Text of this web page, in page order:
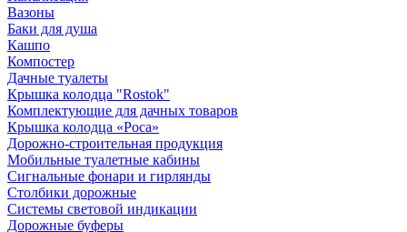
Вазоны
Баки для душа
Кашпо
Компостер
Дачные туалеты
Крышка колодца "Rostok"
Комплектующие для дачных товаров
Крышка колодца «Роса»
Дорожно-строительная продукция
Мобильные туалетные кабины
Сигнальные фонари и гирлянды
Столбики дорожные
Системы световой индикации
Дорожные буферы